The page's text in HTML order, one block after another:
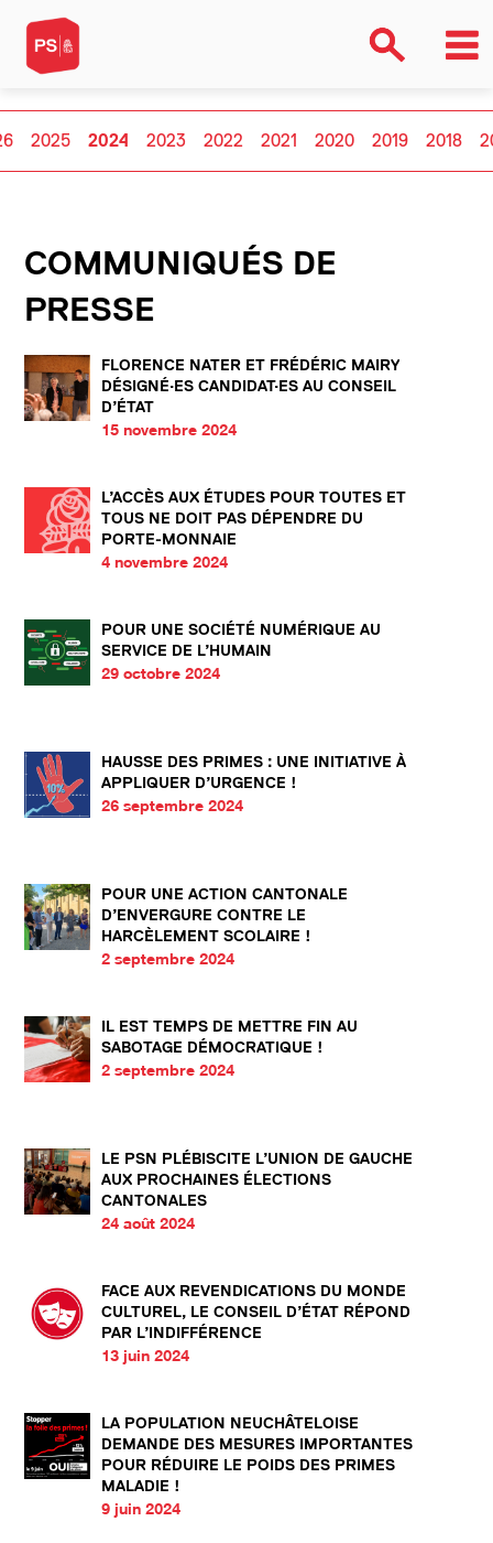
2025 2024 2023 2022 2021 2020 2019 2018
COMMUNIQUÉS DE
PRESSE
FLORENCE NATER ET FRÉDÉRIC MAIRY
DÉSIGNÉ·ES CANDIDAT·ES AU CONSEIL
D’ÉTAT
15 novembre 2024
L’ACCÈS AUX ÉTUDES POUR TOUTES ET
TOUS NE DOIT PAS DÉPENDRE DU
PORTE-MONNAIE
4 novembre 2024
POUR UNE SOCIÉTÉ NUMÉRIQUE AU
SERVICE DE L’HUMAIN
29 octobre 2024
HAUSSE DES PRIMES : UNE INITIATIVE À
APPLIQUER D’URGENCE !
26 septembre 2024
POUR UNE ACTION CANTONALE
D’ENVERGURE CONTRE LE
HARCÈLEMENT SCOLAIRE !
2 septembre 2024
IL EST TEMPS DE METTRE FIN AU
SABOTAGE DÉMOCRATIQUE !
2 septembre 2024
LE PSN PLÉBISCITE L’UNION DE GAUCHE
AUX PROCHAINES ÉLECTIONS
CANTONALES
24 août 2024
FACE AUX REVENDICATIONS DU MONDE
CULTUREL, LE CONSEIL D’ÉTAT RÉPOND
PAR L’INDIFFÉRENCE
13 juin 2024
LA POPULATION NEUCHÂTELOISE
DEMANDE DES MESURES IMPORTANTES
POUR RÉDUIRE LE POIDS DES PRIMES
MALADIE !
9 juin 2024